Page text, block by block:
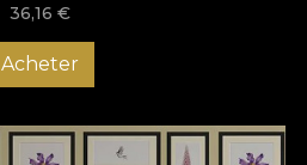
36,16 €
Acheter